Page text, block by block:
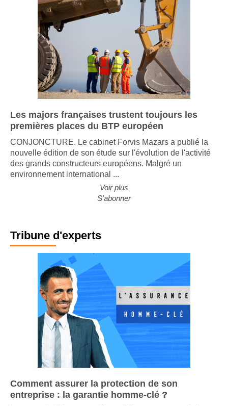
Les majors françaises trustent toujours les
premières places du BTP européen
CONJONCTURE. Le cabinet Forvis Mazars a publié la
nouvelle édition de son étude sur l'évolution de l'activité
des grands constructeurs européens. Malgré un
environnement international ...
Voir plus
S'abonner
Tribune d'experts
Comment assurer la protection de son
entreprise : la garantie homme-clé ?